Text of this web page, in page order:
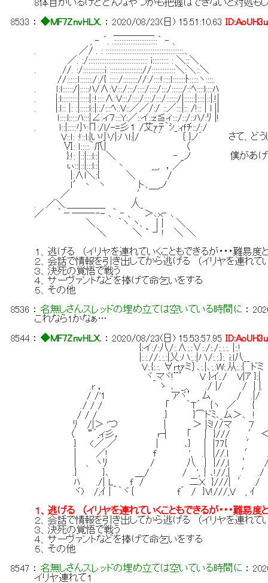
8体目がいるけどどんなやつかも把握はできないと対処も
8533 ：◆MF7ZnvHLX. ：2020/08/23(日) 15:51:10.63
, ‐ ´. .::::::::::::::::::::::::｀ ‐ 、
. ／/ . : :::::::::::::::::::::::::::::::::::::::::::.、
／. :/::::::::::::::::::::::::::::::::: i::::::::: : ＼::＼
. //. :/::::::::::::ｉ :::::::::::::::::://:::::::::::::＼:＼::＼
//::::::ｌ:::::::/:/{ :::::/:::::::://:/::::!::::ｌ:::::::ﾄ:::::ヽ::::.
. ｌ:l::::::/|:::::ﾊ/∧:V:::/:::/::::/::::/:::/::::::/::ﾍ::::l::::ﾊ
. |:l:::::::::|:::::|::!::::∧:V:::/::::/::::/:::/::::::/|::::::|::::|::|.!|
. |:ｌ:: |: :|:::::l::|::/:::ﾍ::V::／／/:/ ::／:::|:: /!:: | l ||
ｌ::::l:::::ﾊ:::|∠:ィ７:::Y:／::イ::z≦ィ:::/::/::ﾊ/:ﾘ |!
. ｌ::|:::::小:Π:/l/-=彡１ /艾ｧﾃ｀ｼ_:ｨｆﾁ::/:/
V::ｌ: :!::l:|い小/|:ハl:|/ ｀´ ｛ }ノ´ さて、どうし
Ⅵ: ｌ:::::｀爪| 〈
}:!: |::|:::l::| ＼ ‐ _ノ 僕があげる候補と
ぃ::|::|:::l::| 丶 __, ，／
|:∧l＼:{ ＼ /
ｌ′丶 ヽ ト､＿,ノ
／ ,′
. ／＼.＿＿＿＿ 人_
／ ｀－――‐‐- ､｀ ‐ 、 ＞､ｘ‐ ､
＼ ｀ヽ ヽ、 | | ＼
＼ ＼ ` ┘! ＼ ＼
１、逃げる （イリヤを連れていくこともできるが・・・難易度
２、会話で情報を引き出してから逃げる （イリヤを連れて
３、決死の覚悟で戦う
４、サーヴァントなどを捧げて命乞いをする
５、その他
8536 ：名無しさんスレッドの埋め立ては空いている時間に ：
これなら1かなぁ…
8544 ：◆MF7ZnvHLX. ：2020/08/23(日) 15:53:57.95
{:イ:/:八/:.∧:.:∨:./:./:.:.:. |:.!
|:.:.//:.:.:|乂:ハ:.:|ハ/:.:.}:. i:l八__
V:.{:.:. ∀rtｧミ｝､:.|､:.:W:.从:.:{ ドミ
ヾ_マヾ!¨’ V }イ:./ V|ｱ }:| ｀
.r ， ゝ ､ _,、 ./ |/ / | |. ﾞ
/ /'1 アヾ’ ム / .|/
./ / / 「 ｀T´ {ヽ ／ {
/ / / .} }⌒ドﾐ､_ム＞､ ! | ヽ さ
ﾘ /|＞ 'つ | ＞ |ﾐ!//マ ７
〈 “´,ィ彡， r┤ 「 | }///
} <／ ／ | ､} | |77{
| ／! f ', .| |//.l ′
| 、 ヽﾘ / 八 .| |//,l
.} }､ ＿/ / ',｜､!//,|
ﾊ ./| L_ f / 二Ｘ }///| ′ ./
ヾ) /,ｲ | ｀ヾ｛ f´ / }V!///,V , ｲ ‘
１、逃げる （イリヤを連れていくこともできるが・・・難易度
２、会話で情報を引き出してから逃げる （イリヤを連れて
３、決死の覚悟で戦う
４、サーヴァントなどを捧げて命乞いをする
５、その他
8547 ：名無しさんスレッドの埋め立ては空いている時間に ：
イリヤ連れて１